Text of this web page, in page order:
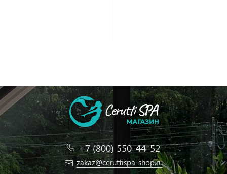
+7 (800) 550-44-52
zakaz@ceruttispa-shop.ru